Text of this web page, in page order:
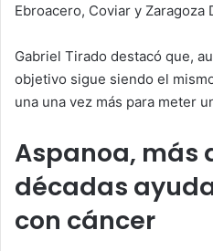
Ebroacero, Coviar y
Gabriel Tirado destacó que,
objetivo sigue siendo el
una una vez más para meter
Aspanoa, más
décadas
con cáncer